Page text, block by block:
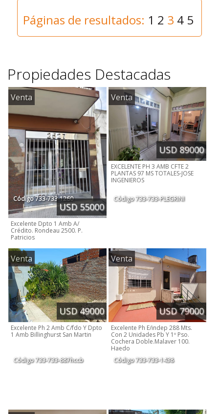
Páginas de resultados: 1 2 3 4 5
Propiedades Destacadas
Código733-733-1260
Venta
USD 55000
Excelente Dpto 1 Amb A/
Crédito. Rondeau 2500. P.
Patricios
Código733-733-PLEGRINI
Venta
USD 89000
EXCELENTE PH 3 AMB CFTE 2
PLANTAS 97 MS TOTALES-JOSE
INGENIEROS
Código733-733-887hccb
Venta
USD 49000
Excelente Ph 2 Amb C/fdo Y Dpto
1 Amb Billinghurst San Martin
Código733-733-1438
Venta
USD 79000
Excelente Ph E/indep 288 Mts.
Con 2 Unidades Pb Y 1º Pso.
Cochera Doble.Malaver 100.
Haedo